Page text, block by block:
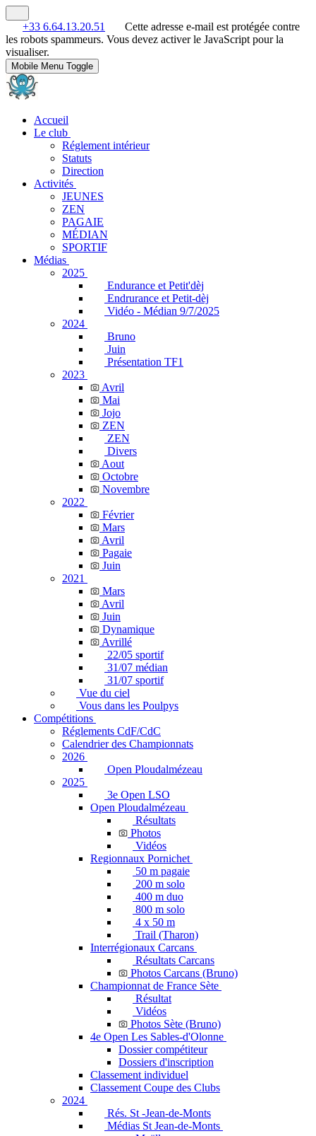
+33 6.64.13.20.51
Cette adresse e-mail est protégée contre
les robots spammeurs. Vous devez activer le JavaScript pour la
visualiser.
Mobile Menu Toggle
Accueil
Le club
Réglement intérieur
Statuts
Direction
Activités
JEUNES
ZEN
PAGAIE
MÉDIAN
SPORTIF
Médias
2025
Endurance et Petit'dèj
Endrurance et Petit-dèj
Vidéo - Médian 9/7/2025
2024
Bruno
Juin
Présentation TF1
2023
Avril
Mai
Jojo
ZEN
ZEN
Divers
Aout
Octobre
Novembre
2022
Février
Mars
Avril
Pagaie
Juin
2021
Mars
Avril
Juin
Dynamique
Avrillé
22/05 sportif
31/07 médian
31/07 sportif
Vue du ciel
Vous dans les Poulpys
Compétitions
Réglements CdF/CdC
Calendrier des Championnats
2026
Open Ploudalmézeau
2025
3e Open LSO
Open Ploudalmézeau
Résultats
Photos
Vidéos
Regionnaux Pornichet
50 m pagaie
200 m solo
400 m duo
800 m solo
4 x 50 m
Trail (Tharon)
Interrégionaux Carcans
Résultats Carcans
Photos Carcans (Bruno)
Championnat de France Sète
Résultat
Vidéos
Photos Sète (Bruno)
4e Open Les Sables-d'Olonne
Dossier compétiteur
Dossiers d'inscription
Classement individuel
Classement Coupe des Clubs
2024
Rés. St -Jean-de-Monts
Médias St Jean-de-Monts